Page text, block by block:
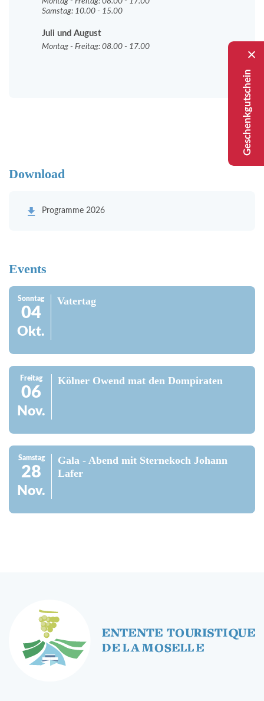
Geschenkgutschein
Samstag: 10.00 - 15.00
Juli und August
Montag - Freitag: 08.00 - 17.00
Download
Programme 2026
Events
Sonntag
04
Okt.
Vatertag
Freitag
06
Nov.
Kölner Owend mat den Dompiraten
Samstag
28
Nov.
Gala - Abend mit Sternekoch Johann
Lafer